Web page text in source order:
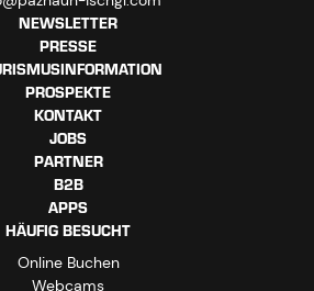
NEWSLETTER
PRESSE
PROSPEKTE
KONTAKT
JOBS
PARTNER
B2B
APPS
HÄUFIG BESUCHT
Online Buchen
Webcams